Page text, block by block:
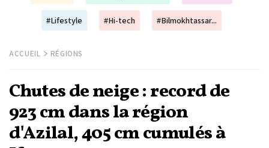
#Lifestyle #Hi-tech #Bilmokhtassar...
ACCUEIL RÉGIONS
Chutes de neige : record de
923 cm dans la région
d'Azilal, 405 cm cumulés à